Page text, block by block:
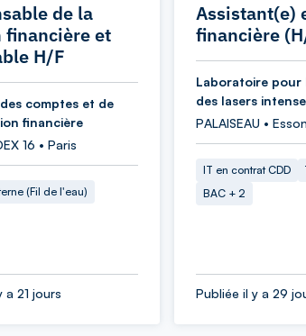
de la
financière et
H/F
comptes et de
financière
16 • Paris
(Fil de l'eau)
a 21 jours
Assistant(e)
financière
Laboratoire pour
des lasers
PALAISEAU •
IT en contrat CDD
BAC + 2
Publiée il y a 29